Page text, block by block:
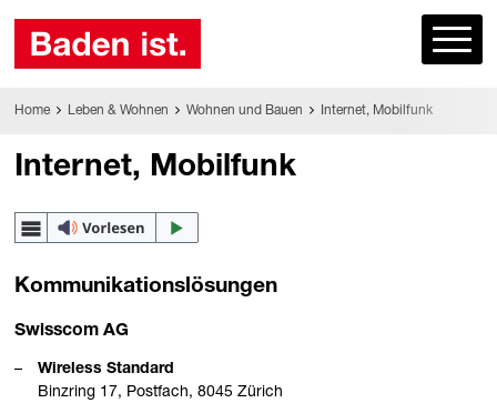
Home Leben & Wohnen Wohnen und Bauen Internet, Mobilfunk
Internet, Mobilfunk
Kommunikationslösungen
Swisscom AG
Wireless Standard
Binzring 17, Postfach, 8045 Zürich